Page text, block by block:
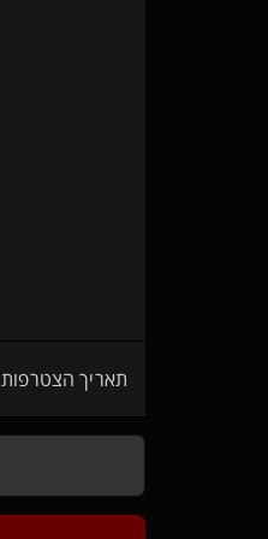
תאריך הצטרפות